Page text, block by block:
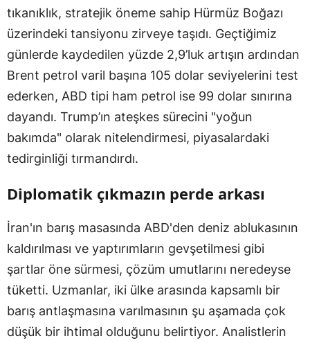
tıkanıklık, stratejik öneme sahip Hürmüz Boğazı
üzerindeki tansiyonu zirveye taşıdı. Geçtiğimiz
günlerde kaydedilen yüzde 2,9’luk artışın ardından
Brent petrol varil başına 105 dolar seviyelerini test
ederken, ABD tipi ham petrol ise 99 dolar sınırına
dayandı. Trump’ın ateşkes sürecini "yoğun
bakımda" olarak nitelendirmesi, piyasalardaki
tedirginliği tırmandırdı.
Diplomatik çıkmazın perde arkası
İran'ın barış masasında ABD'den deniz ablukasının
kaldırılması ve yaptırımların gevşetilmesi gibi
şartlar öne sürmesi, çözüm umutlarını neredeyse
tüketti. Uzmanlar, iki ülke arasında kapsamlı bir
barış antlaşmasına varılmasının şu aşamada çok
düşük bir ihtimal olduğunu belirtiyor. Analistlerin